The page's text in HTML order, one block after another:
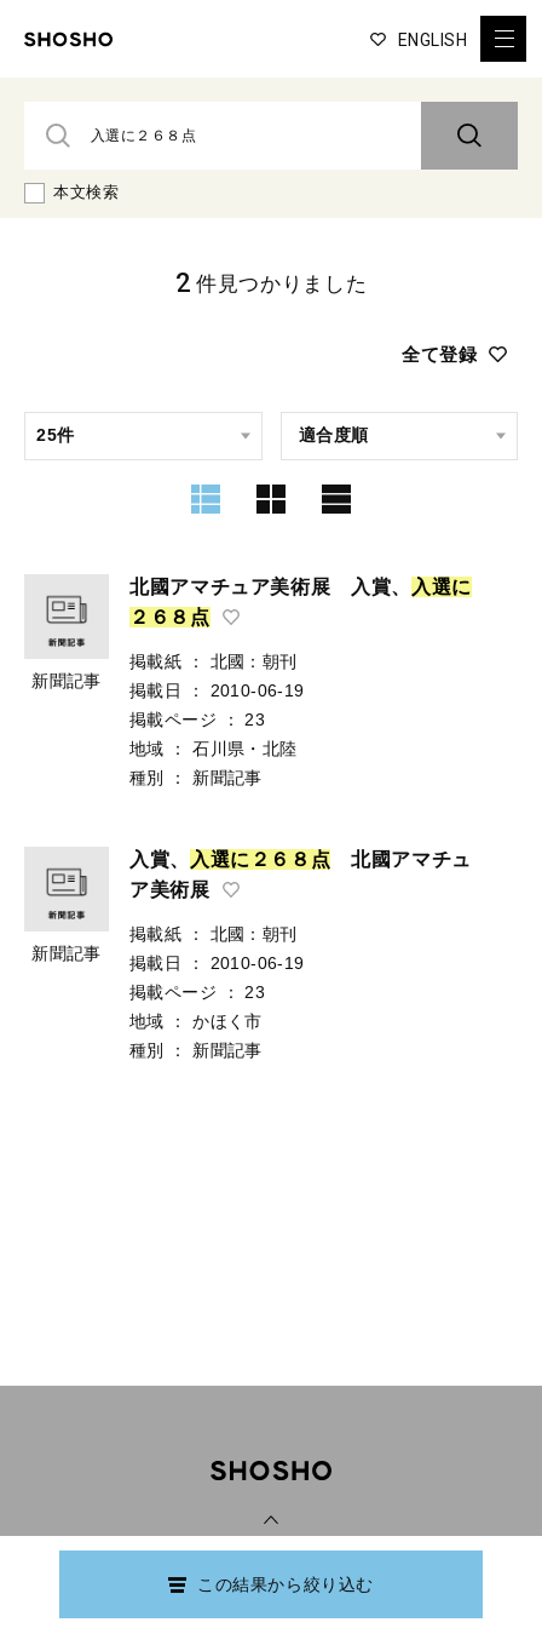
ENGLISH
本文検索
全て登録
2 件見つかりました
新聞記事
北國アマチュア美術展 入賞、 入選に
２ ６ ８ 点
掲載紙 ：
北國：朝刊
掲載日
：
2010-06-19
掲載ページ
：
23
地域
：
石川県・北陸
種別
： 新聞記事
新聞記事
入賞、 入選に ２ ６ ８ 点 北國アマチュ
ア美術展
掲載紙 ：
北國：朝刊
掲載日
：
2010-06-19
掲載ページ
：
23
地域
：
かほく市
種別
： 新聞記事
この結果から絞り込む
Copyright © Ishikawa Prefectural Library.